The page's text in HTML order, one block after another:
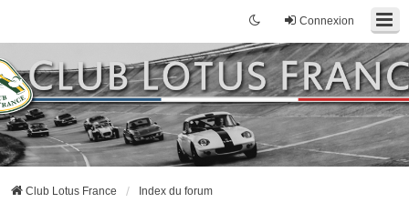
Connexion
Club Lotus France Index du forum